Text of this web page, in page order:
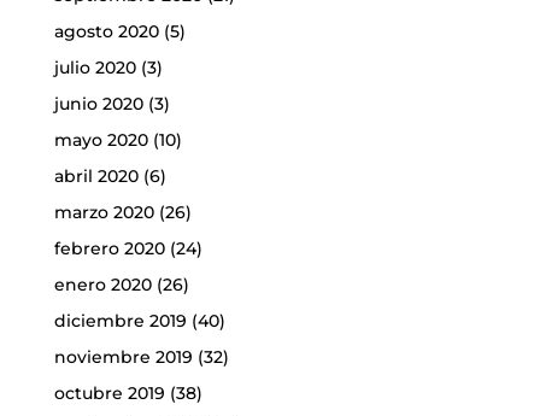
agosto 2020(5)
julio 2020(3)
junio 2020(3)
mayo 2020(10)
abril 2020(6)
marzo 2020(26)
febrero 2020(24)
enero 2020(26)
diciembre 2019 (40)
noviembre 2019 (32)
octubre 2019 (38)